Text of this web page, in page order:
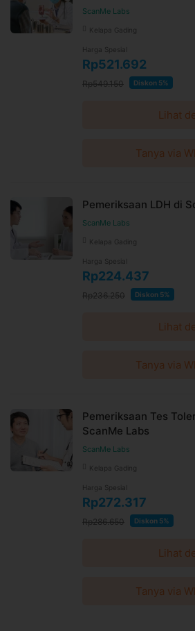
ScanMe Labs
Kelapa Gading
Harga Spesial
Rp521.692
Rp549.150 Diskon 5%
Lihat
Tanya via
Pemeriksaan LDH di
ScanMe Labs
Kelapa Gading
Harga Spesial
Rp224.437
Rp236.250 Diskon 5%
Lihat
Tanya via
Pemeriksaan Tes
ScanMe Labs
ScanMe Labs
Kelapa Gading
Harga Spesial
Rp272.317
Rp286.650 Diskon 5%
Lihat
Tanya via